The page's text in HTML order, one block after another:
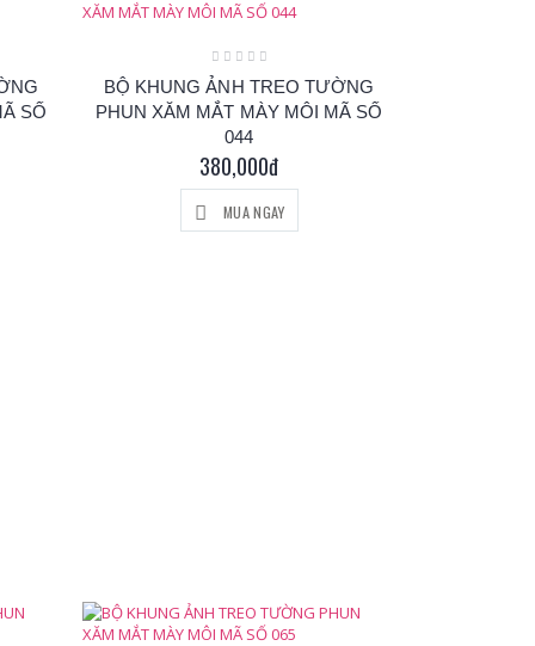
SỐ
BỘ KHUNG ẢNH TREO TƯỜNG
PHUN XĂM MẮT MÀY MÔI MÃ SỐ
044
380,000đ
MUA NGAY